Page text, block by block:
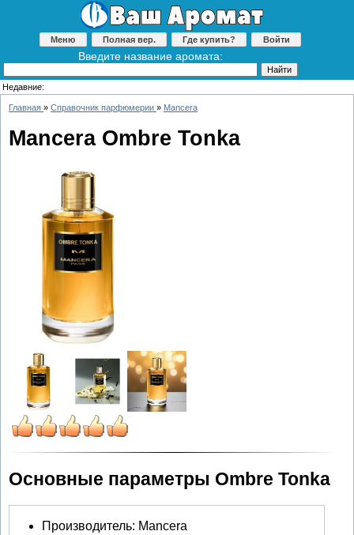
Меню Полная вер. Где купить? Войти
Введите название аромата:
Недавние:
Главная » Справочник парфюмерии » Mancera
Mancera Ombre Tonka
Основные параметры Ombre Tonka
Производитель: Mancera